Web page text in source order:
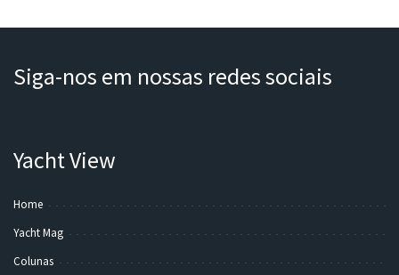
Siga-nos em nossas redes sociais
Yacht View
Home
Yacht Mag
Colunas